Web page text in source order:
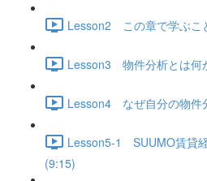
Lesson2 この章で学ぶこ
Lesson3 物件分析とは何
Lesson4 なぜ自分の物件
Lesson5-1 SUUMO賃貸
(9:15)